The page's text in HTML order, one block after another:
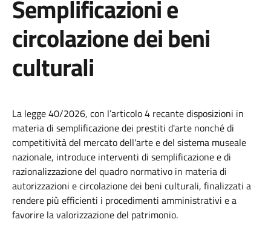
Semplificazioni e
circolazione dei beni
culturali
La legge 40/2026, con l’articolo 4 recante disposizioni in
materia di semplificazione dei prestiti d'arte nonché di
competitività del mercato dell'arte e del sistema museale
nazionale, introduce interventi di semplificazione e di
razionalizzazione del quadro normativo in materia di
autorizzazioni e circolazione dei beni culturali, finalizzati a
rendere più efficienti i procedimenti amministrativi e a
favorire la valorizzazione del patrimonio.